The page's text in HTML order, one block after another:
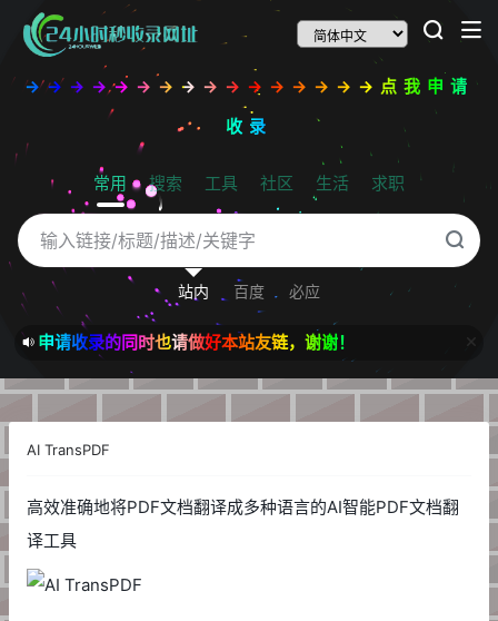
→→→→→→→→→→→→→→→→点我申请
收录
常用 搜索 工具 社区 生活 求职
站内 百度 必应
申请收录的同时也请做好本站友链，谢谢！
AI TransPDF
高效准确地将PDF文档翻译成多种语言的AI智能PDF文档翻
译工具